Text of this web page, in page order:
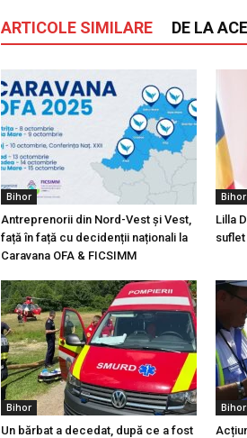
ARTICOLE SIMILARE DE LA
Bihor
Antreprenorii din Nord-Vest și Vest,
față în față cu decidenții naționali la
Caravana OFA & FICSIMM
Bihor
Lilla
Bihor
Un bărbat a decedat, după ce a fost
Bihor